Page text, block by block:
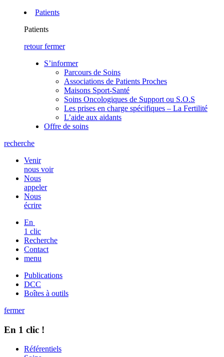
Patients
Patients
retour fermer
S’informer
Parcours de Soins
Associations de Patients Proches
Maisons Sport-Santé
Soins Oncologiques de Support ou S.O.S
Les prises en charge spécifiques – La Fertilité
L’aide aux aidants
Offre de soins
recherche
Venir
nous voir
Nous
appeler
Nous
écrire
En
1 clic
Recherche
Contact
menu
Publications
DCC
Boîtes à outils
fermer
En 1 clic !
Référentiels